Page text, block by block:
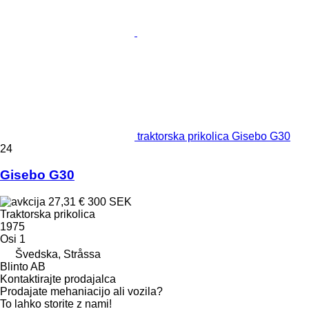
traktorska prikolica Gisebo G30
24
Gisebo G30
27,31 € 300 SEK
Traktorska prikolica
1975
Osi 1
Švedska, Stråssa
Blinto AB
Kontaktirajte prodajalca
Prodajate mehaniacijo ali vozila?
To lahko storite z nami!